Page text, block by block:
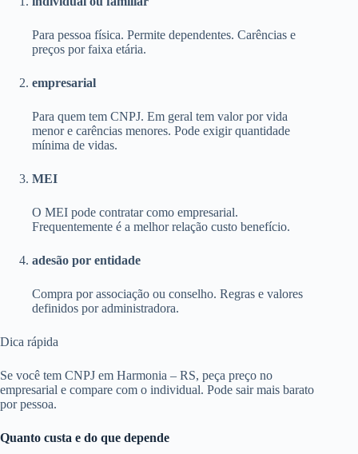
Para pessoa física. Permite dependentes. Carências e
preços por faixa etária.
empresarial
Para quem tem CNPJ. Em geral tem valor por vida
menor e carências menores. Pode exigir quantidade
mínima de vidas.
MEI
O MEI pode contratar como empresarial.
Frequentemente é a melhor relação custo benefício.
adesão por entidade
Compra por associação ou conselho. Regras e valores
definidos por administradora.
Dica rápida
Se você tem CNPJ em Harmonia – RS, peça preço no
empresarial e compare com o individual. Pode sair mais barato
por pessoa.
Quanto custa e do que depende